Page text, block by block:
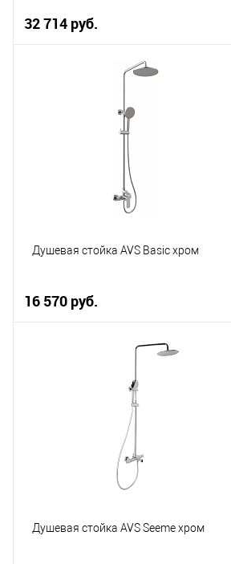
32 714 руб.
В корзину
Душевая стойка AVS Basic хром
16 570 руб.
В корзину
Душевая стойка AVS Seeme хром